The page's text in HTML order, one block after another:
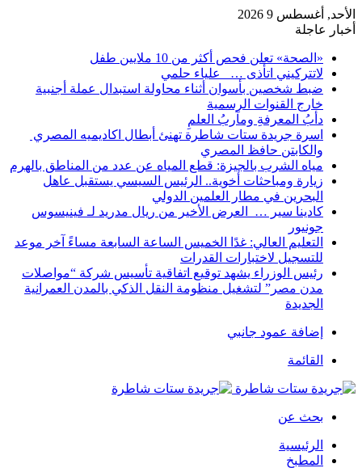
الأحد, أغسطس 9 2026
أخبار عاجلة
«الصحة» تعلن فحص أكثر من 10 ملايين طفل
لاتتركيني اتأذى … علياء حلمي
ضبط شخصين بأسوان أثناء محاولة استبدال عملة أجنبية
خارج القنوات الرسمية
دأبُ المعرفةِ ومآربُ العلمِ
اسرة جريدة ستات شاطرة تهنئ أبطال اكاديميه المصري
والكابتن حافظ المصري
مياه الشرب بالجيزة: قطع المياه عن عدد من المناطق بالهرم
زيارة ومباحثات أخوية.. الرئيس السيسي يستقبل عاهل
البحرين في مطار العلمين الدولي
كادينا سير … العرض الأخير من ريال مدريد لـ فينيسوس
جونيور
التعليم العالي: غدًا الخميس الساعة السابعة مساءً آخر موعد
للتسجيل لاختبارات القدرات
رئيس الوزراء يشهد توقيع اتفاقية تأسيس شركة “مواصلات
مدن مصر” لتشغيل منظومة النقل الذكي بالمدن العمرانية
الجديدة
إضافة عمود جانبي
القائمة
بحث عن
الرئيسية
المطبخ